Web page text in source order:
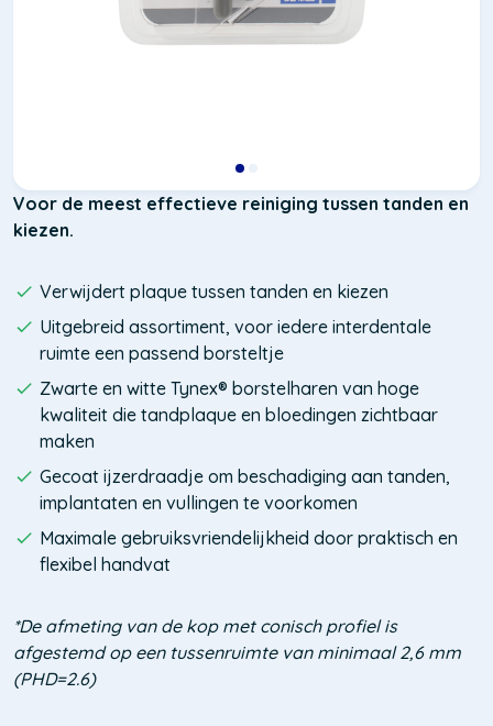
Voor de meest effectieve reiniging tussen tanden en
kiezen.
Verwijdert plaque tussen tanden en kiezen
Uitgebreid assortiment, voor iedere interdentale
ruimte een passend borsteltje
Zwarte en witte Tynex® borstelharen van hoge
kwaliteit die tandplaque en bloedingen zichtbaar
maken
Gecoat ijzerdraadje om beschadiging aan tanden,
implantaten en vullingen te voorkomen
Maximale gebruiksvriendelijkheid door praktisch en
flexibel handvat
*De afmeting van de kop met conisch profiel is
afgestemd op een tussenruimte van minimaal 2,6 mm
(PHD=2.6)